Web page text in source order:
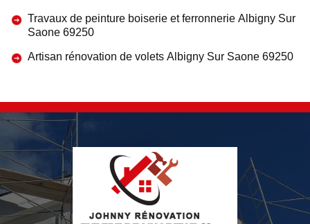
Travaux de peinture boiserie et ferronnerie Albigny Sur
Saone 69250
Artisan rénovation de volets Albigny Sur Saone 69250